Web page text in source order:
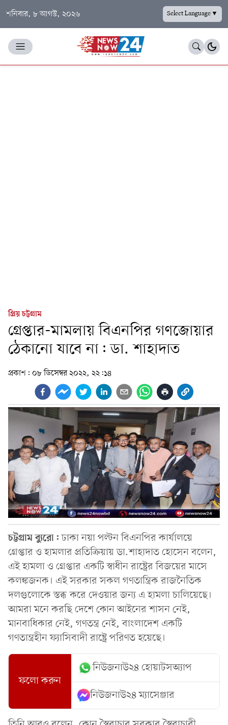
শনিবার, ৮ আগস্ট, ২০২৬ Select Language▼
প্রিয় চট্টগ্রাম
গ্রেপ্তার-মামলায় বিএনপির গণজোয়ার
ঠেকানো যাবে না: ডা. শাহাদাত
প্রকাশ: ০৮ ডিসেম্বর ২০২২, ২২:১৪
চট্টগ্রামব্যুরো:ঢাকা নয়া পল্টন বিএনপির কার্যালয়ে
গ্রেপ্তার ও হামলার প্রতিক্রিয়ায় ডা.শাহাদাত হোসেন বলেন,
এই হামলা ও গ্রেপ্তার একটি স্বাধীন রাষ্ট্রের বিজয়ের মাসে
কলঙ্কজনক। এই সরকার সকল গণতান্ত্রিক রাজনৈতিক
দলগুলোকে স্তব্ধ করে দেওয়ার জন্য এ হামলা চালিয়েছে।
আমরা মনে করছি দেশে কোন আইনের শাসন নেই,
মানবাধিকার নেই, গণতন্ত্র নেই, বাংলাদেশ একটি
গণতান্ত্রহীন ফ্যাসিবাদী রাষ্ট্রে পরিণত হয়েছে।
ফলো করুন
নিউজনাউ২৪ হোয়াটসঅ্যাপ
নিউজনাউ২৪ ম্যাসেঞ্জার